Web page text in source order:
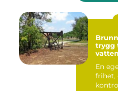
trygg
vatten
En
frihet,